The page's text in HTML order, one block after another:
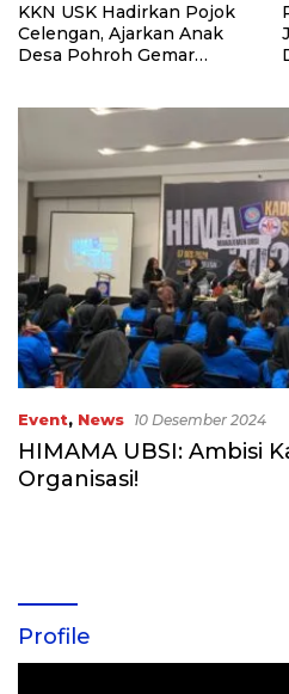
KKN USK Hadirkan Pojok
Celengan, Ajarkan Anak
Desa Pohroh Gemar
Event, News 10 Desember 2024
HIMAMA UBSI: Ambisi
Organisasi!
Profile